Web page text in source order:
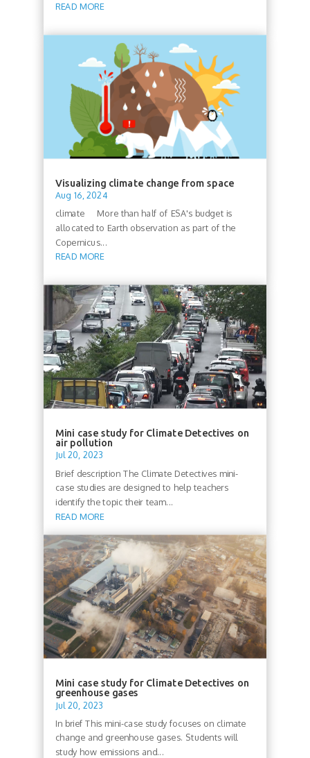
READ MORE
Visualizing climate change from space
Aug 16, 2024
climate More than half of ESA's budget is
allocated to Earth observation as part of the
Copernicus...
READ MORE
Mini case study for Climate Detectives on
air pollution
Jul 20, 2023
Brief description The Climate Detectives mini-
case studies are designed to help teachers
identify the topic their team...
READ MORE
Mini case study for Climate Detectives on
greenhouse gases
Jul 20, 2023
In brief This mini-case study focuses on climate
change and greenhouse gases. Students will
study how emissions and...